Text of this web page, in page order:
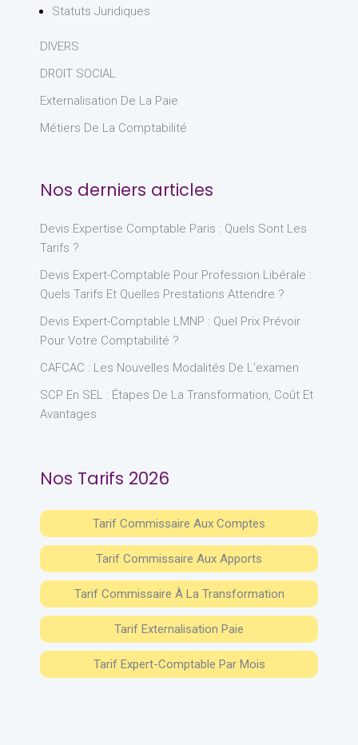
Statuts Juridiques
DIVERS
DROIT SOCIAL
Externalisation De La Paie
Métiers De La Comptabilité
Nos derniers articles
Devis Expertise Comptable Paris : Quels Sont Les
Tarifs ?
Devis Expert-Comptable Pour Profession Libérale :
Quels Tarifs Et Quelles Prestations Attendre ?
Devis Expert-Comptable LMNP : Quel Prix Prévoir
Pour Votre Comptabilité ?
CAFCAC : Les Nouvelles Modalités De L’examen
SCP En SEL : Étapes De La Transformation, Coût Et
Avantages
Nos Tarifs 2026
Tarif Commissaire Aux Comptes
Tarif Commissaire Aux Apports
Tarif Commissaire À La Transformation
Tarif Externalisation Paie
Tarif Expert-Comptable Par Mois